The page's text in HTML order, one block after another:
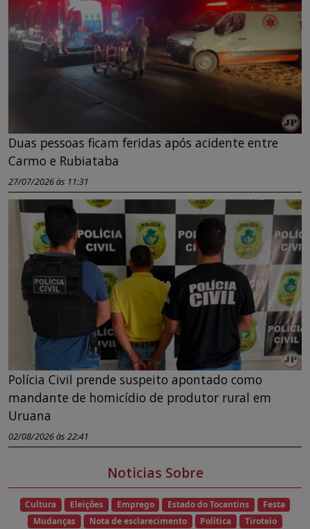
Duas pessoas ficam feridas após acidente entre
Carmo e Rubiataba
27/07/2026 às 11:31
Polícia Civil prende suspeito apontado como
mandante de homicídio de produtor rural em
Uruana
02/08/2026 às 22:41
Noticias Sobre
Cultura Eleições Emprego Estado do Tocantins
Festa
Mudanças
Nota de esclarecimento Política
Tiroteio